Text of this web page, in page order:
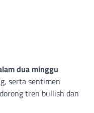
dua minggu
serta sentimen
tren bullish dan